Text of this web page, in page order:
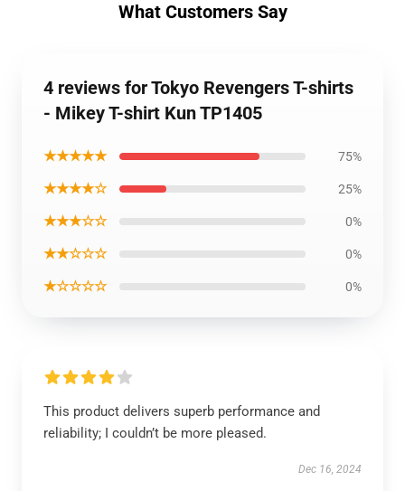
What Customers Say
4 reviews for Tokyo Revengers T-shirts
- Mikey T-shirt Kun TP1405
★★★★★ 75%
★★★★☆ 25%
★★★☆☆ 0%
★★☆☆☆ 0%
★☆☆☆☆ 0%
This product delivers superb performance and
reliability; I couldn’t be more pleased.
Dec 16, 2024